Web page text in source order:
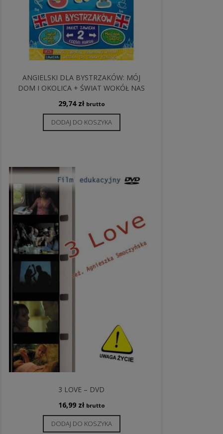
ANGIELSKI DLA BYSTRZAKÓW: MÓJ
DOM I OKOLICA + ŚWIAT WOKÓŁ NAS
29,74 zł brutto
DODAJ DO KOSZYKA
3 LOVE – DVD
16,99 zł brutto
DODAJ DO KOSZYKA